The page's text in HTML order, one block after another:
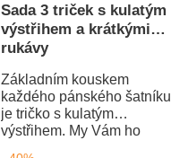
Sada 3 triček s kulatým
výstřihem a krátkými
rukávy
Základním kouskem
každého pánského šatníku
je tričko s kulatým
výstřihem. My Vám ho